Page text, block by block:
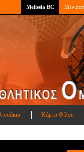
Melissia BC
Κάρτα Φίλου